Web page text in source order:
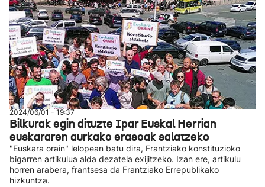
2024/06/01 - 19:37
Bilkurak egin dituzte Ipar Euskal Herrian
euskararen aurkako erasoak salatzeko
"Euskara orain" lelopean batu dira, Frantziako konstituzioko
bigarren artikulua alda dezatela exijitzeko. Izan ere, artikulu
horren arabera, frantsesa da Frantziako Errepublikako
hizkuntza.